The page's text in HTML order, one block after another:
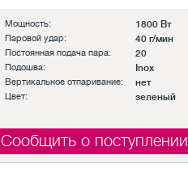
Мощность: 1800 Вт
Паровой удар: 40 г/мин
Постоянная подача пара: 20
Подошва: Inox
Вертикальное отпаривание: нет
Цвет: зеленый
Сообщить о поступлении